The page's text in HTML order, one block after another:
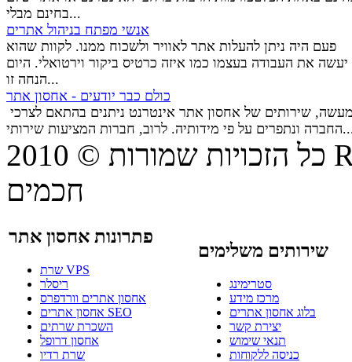
בחינם מבלי...
אנשי מפתח בניהול אתרים
פעם היה ניתן להעלות אתר לאוויר ולשכוח ממנו. לקוות שהוא
יעשה את העבודה בעצמו כמו איזה כרטיס ביקור וירטואלי. היום
הנחה זו...
כולם כבר יודעים - אחסון אתר
לרוב, חברות המציעות שירותי...
כל הזכויות שמורות ©
חכמים
פתרונות אחסון אתר
שרת VPS
ריסלר
אחסון אתרים וורדפרס
אחסון אתרים SEO
השכרת שרתים
אחסון דרופל
שרת רדיו
שירותים משלימים
סטרימינג
מרכז מידע
בלוג אחסון אתרים
יצירת קשר
תנאי שימוש
כניסה ללקוחות